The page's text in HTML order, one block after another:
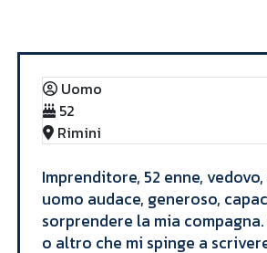
Annunci
Uomo
52
Rimini
Imprenditore, 52 enne,
uomo audace, generoso,
sorprendere la mia
o altro che mi spinge a